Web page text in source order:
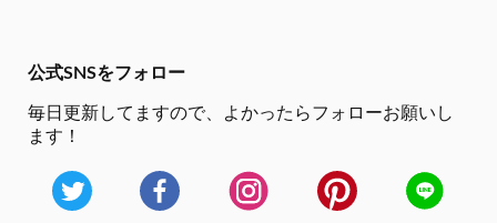
公式SNSをフォロー
毎日更新してますので、
よかったらフォローお願いし
ます！